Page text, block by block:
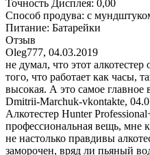
Точность Дисплея: 0,00
Способ продува: с
Питание: Батарейки
Отзыв
Oleg777, 04.03.2019
не думал, что этот
того, что работает как часы,
высокая. А это самое главное
Dmitrii-Marchuk-vkontakte,
Алкотестер Hunter
профессиональная вещь, мне
не настолько правдивы
заморочен, вряд ли пьяный